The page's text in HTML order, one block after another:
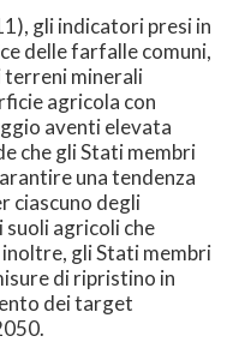
gli indicatori presi in
delle farfalle comuni,
terreni minerali
agricola con
aventi elevata
che gli Stati membri
una tendenza
ciascuno degli
agricoli che
gli Stati membri
di ripristino in
dei target